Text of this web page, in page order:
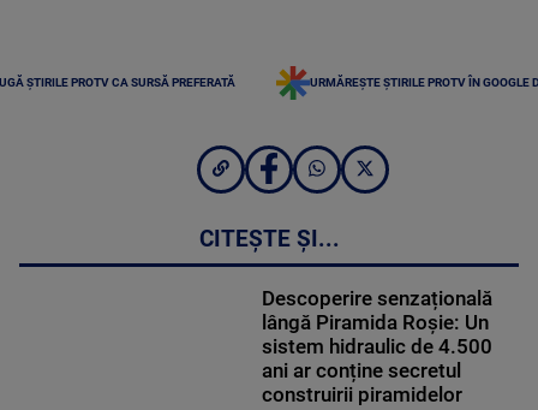
ȘTIRILE PROTV CA SURSĂ PREFERATĂ URMĂREȘTE ȘTIRILE PROTV ÎN GOOGLE
CITEȘTE ȘI...
Descoperire senzațională
lângă Piramida Roșie: Un
sistem hidraulic de 4.500
ani ar conține secretul
construirii piramidelor